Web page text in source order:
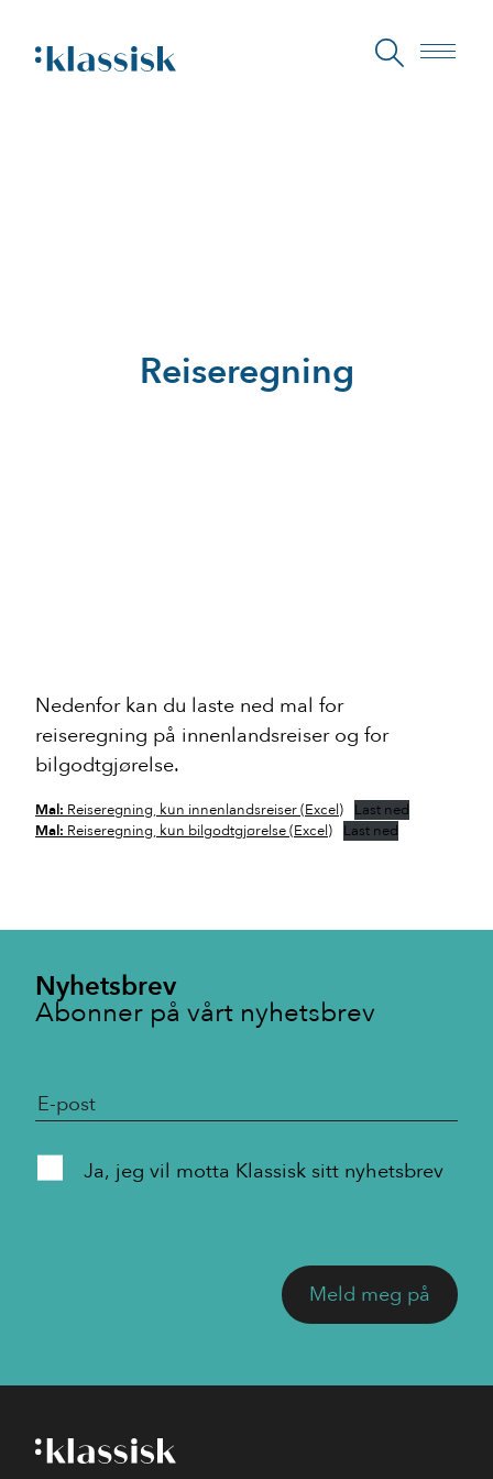
Nyheter
Arrangører
Prosjekter
Telefon:
Reiseregning
Nedenfor kan du laste ned mal for
reiseregning på innenlandsreiser og for
bilgodtgjørelse.
Mal: Reiseregning, kun innenlandsreiser (Excel)
Last ned
Mal: Reiseregning, kun bilgodtgjørelse (Excel) Last ned
Nyhetsbrev
Abonner på vårt nyhetsbrev
Ja, jeg vil motta Klassisk sitt nyhetsbrev